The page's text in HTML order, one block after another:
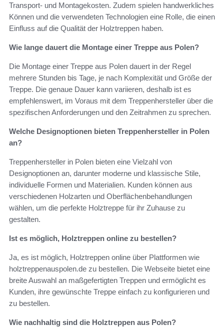
Transport- und Montagekosten. Zudem spielen handwerkliches
Können und die verwendeten Technologien eine Rolle, die einen
Einfluss auf die Qualität der Holztreppen haben.
Wie lange dauert die Montage einer Treppe aus Polen?
Die Montage einer Treppe aus Polen dauert in der Regel
mehrere Stunden bis Tage, je nach Komplexität und Größe der
Treppe. Die genaue Dauer kann variieren, deshalb ist es
empfehlenswert, im Voraus mit dem Treppenhersteller über die
spezifischen Anforderungen und den Zeitrahmen zu sprechen.
Welche Designoptionen bieten Treppenhersteller in Polen
an?
Treppenhersteller in Polen bieten eine Vielzahl von
Designoptionen an, darunter moderne und klassische Stile,
individuelle Formen und Materialien. Kunden können aus
verschiedenen Holzarten und Oberflächenbehandlungen
wählen, um die perfekte Holztreppe für ihr Zuhause zu
gestalten.
Ist es möglich, Holztreppen online zu bestellen?
Ja, es ist möglich, Holztreppen online über Plattformen wie
holztreppenauspolen.de zu bestellen. Die Webseite bietet eine
breite Auswahl an maßgefertigten Treppen und ermöglicht es
Kunden, ihre gewünschte Treppe einfach zu konfigurieren und
zu bestellen.
Wie nachhaltig sind die Holztreppen aus Polen?